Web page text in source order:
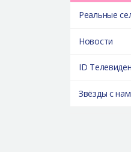
Реальные
Новости
ID
Звёзды с